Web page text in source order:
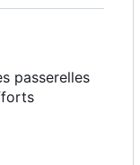
passerelles